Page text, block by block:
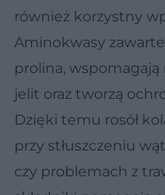
również korzystny
Aminokwasy
prolina, wspomagają
jelit oraz tworzą
Dzięki temu rosół
przy stłuszczeniu
czy problemach z